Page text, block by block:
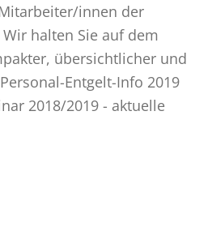
innen der
halten Sie auf dem
übersichtlicher und
Entgelt-Info 2019
2018/2019 - aktuelle